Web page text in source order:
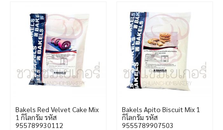
Bakels Red Velvet Cake Mix
1 กิโลกรัม รหัส
955789930112
Bakels Apito Biscuit Mix 1
กิโลกรัม รหัส
9555789907503